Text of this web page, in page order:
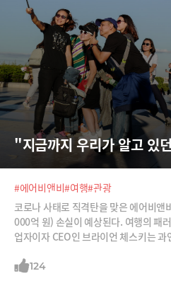
"지금까지 우리가 알고 있
#에어비앤비#여행#관광
코로나 사태로 직격탄을 맞은 에어비
000억 원) 손실이 예상된다. 여행의 패
업자이자 CEO인 브라이언 체스키는
태가 끝나더라도 여행 목적지, 여행 방
124